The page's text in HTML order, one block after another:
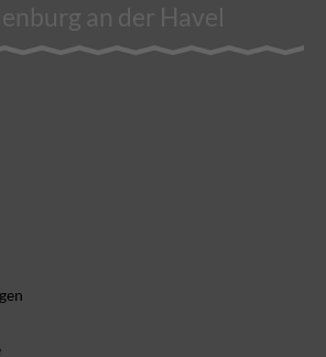
an der Havel